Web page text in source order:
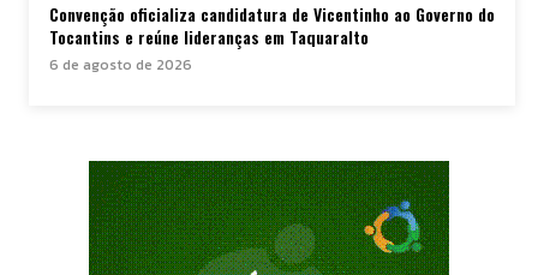
Convenção oficializa candidatura de Vicentinho ao Governo do
Tocantins e reúne lideranças em Taquaralto
6 de agosto de 2026